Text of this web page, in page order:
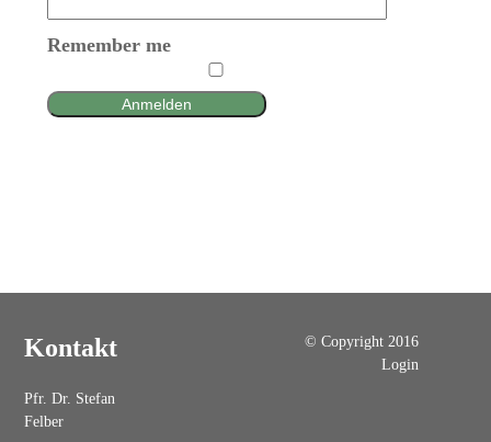
Remember me
Anmelden
Kontakt
Pfr. Dr. Stefan
Felber
© Copyright 2016
Login